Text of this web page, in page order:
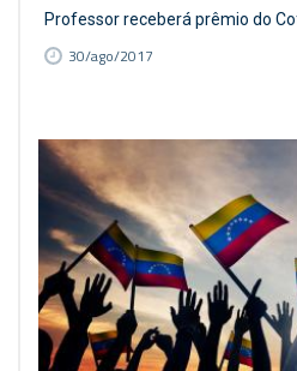
Professor receberá prêmio do
30/ago/2017